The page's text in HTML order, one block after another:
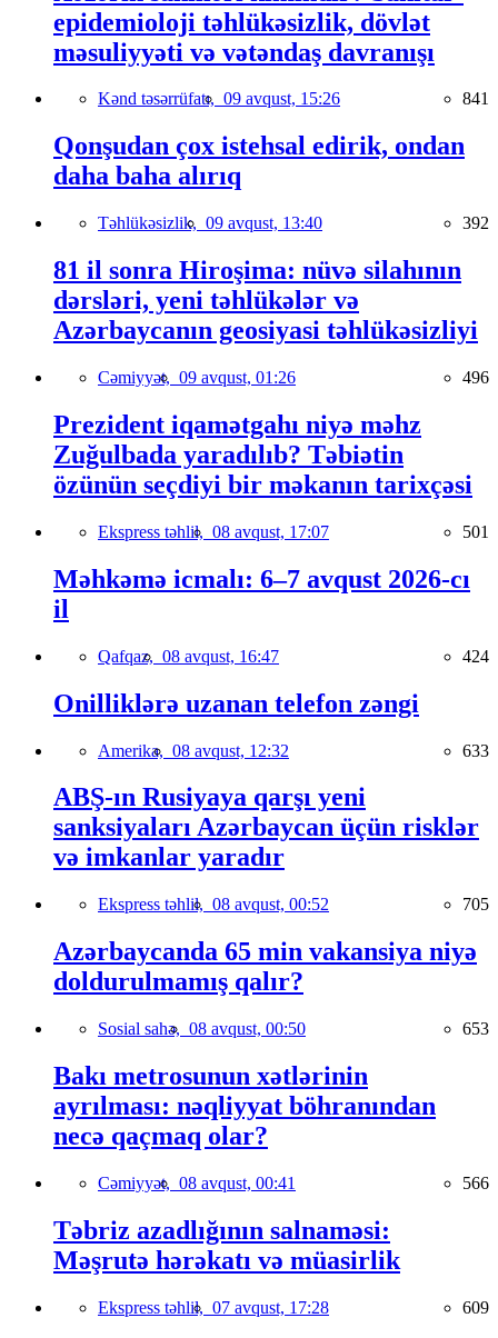
epidemioloji təhlükəsizlik, dövlət
məsuliyyəti və vətəndaş davranışı
Kənd təsərrüfatı, 09 avqust, 15:26 841
Qonşudan çox istehsal edirik, ondan
daha baha alırıq
Təhlükəsizlik, 09 avqust, 13:40 392
81 il sonra Hiroşima: nüvə silahının
dərsləri, yeni təhlükələr və
Azərbaycanın geosiyasi təhlükəsizliyi
Cəmiyyət, 09 avqust, 01:26 496
Prezident iqamətgahı niyə məhz
Zuğulbada yaradılıb? Təbiətin
özünün seçdiyi bir məkanın tarixçəsi
Ekspress təhlil, 08 avqust, 17:07 501
Məhkəmə icmalı: 6–7 avqust 2026-cı
il
Qafqaz, 08 avqust, 16:47 424
Onilliklərə uzanan telefon zəngi
Amerika, 08 avqust, 12:32 633
ABŞ-ın Rusiyaya qarşı yeni
sanksiyaları Azərbaycan üçün risklər
və imkanlar yaradır
Ekspress təhlil, 08 avqust, 00:52 705
Azərbaycanda 65 min vakansiya niyə
doldurulmamış qalır?
Sosial sahə, 08 avqust, 00:50 653
Bakı metrosunun xətlərinin
ayrılması: nəqliyyat böhranından
necə qaçmaq olar?
Cəmiyyət, 08 avqust, 00:41 566
Təbriz azadlığının salnaməsi:
Məşrutə hərəkatı və müasirlik
Ekspress təhlil, 07 avqust, 17:28 609